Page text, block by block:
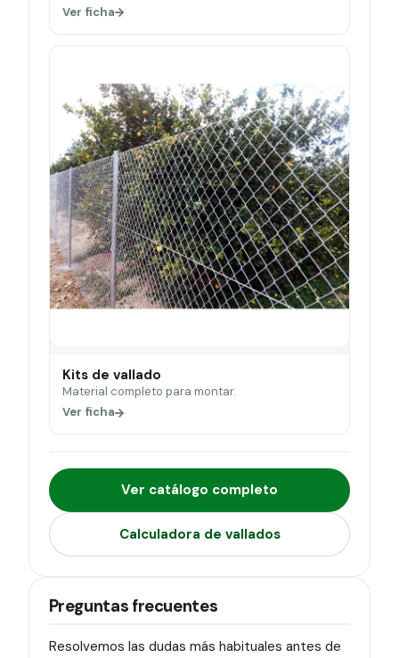
Ver ficha
Kits de vallado
Material completo para montar.
Ver ficha
Ver catálogo completo
Calculadora de vallados
Preguntas frecuentes
Resolvemos las dudas más habituales antes de